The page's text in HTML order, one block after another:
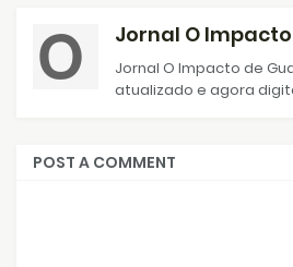
Jornal O Impacto
Jornal O Impacto de
atualizado e agora
POST A COMMENT